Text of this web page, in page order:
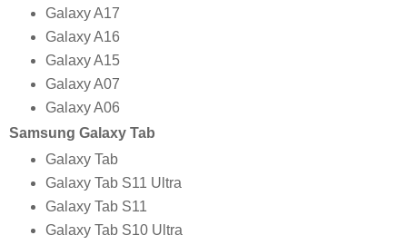
Galaxy A17
Galaxy A16
Galaxy A15
Galaxy A07
Galaxy A06
Samsung Galaxy Tab
Galaxy Tab
Galaxy Tab S11 Ultra
Galaxy Tab S11
Galaxy Tab S10 Ultra